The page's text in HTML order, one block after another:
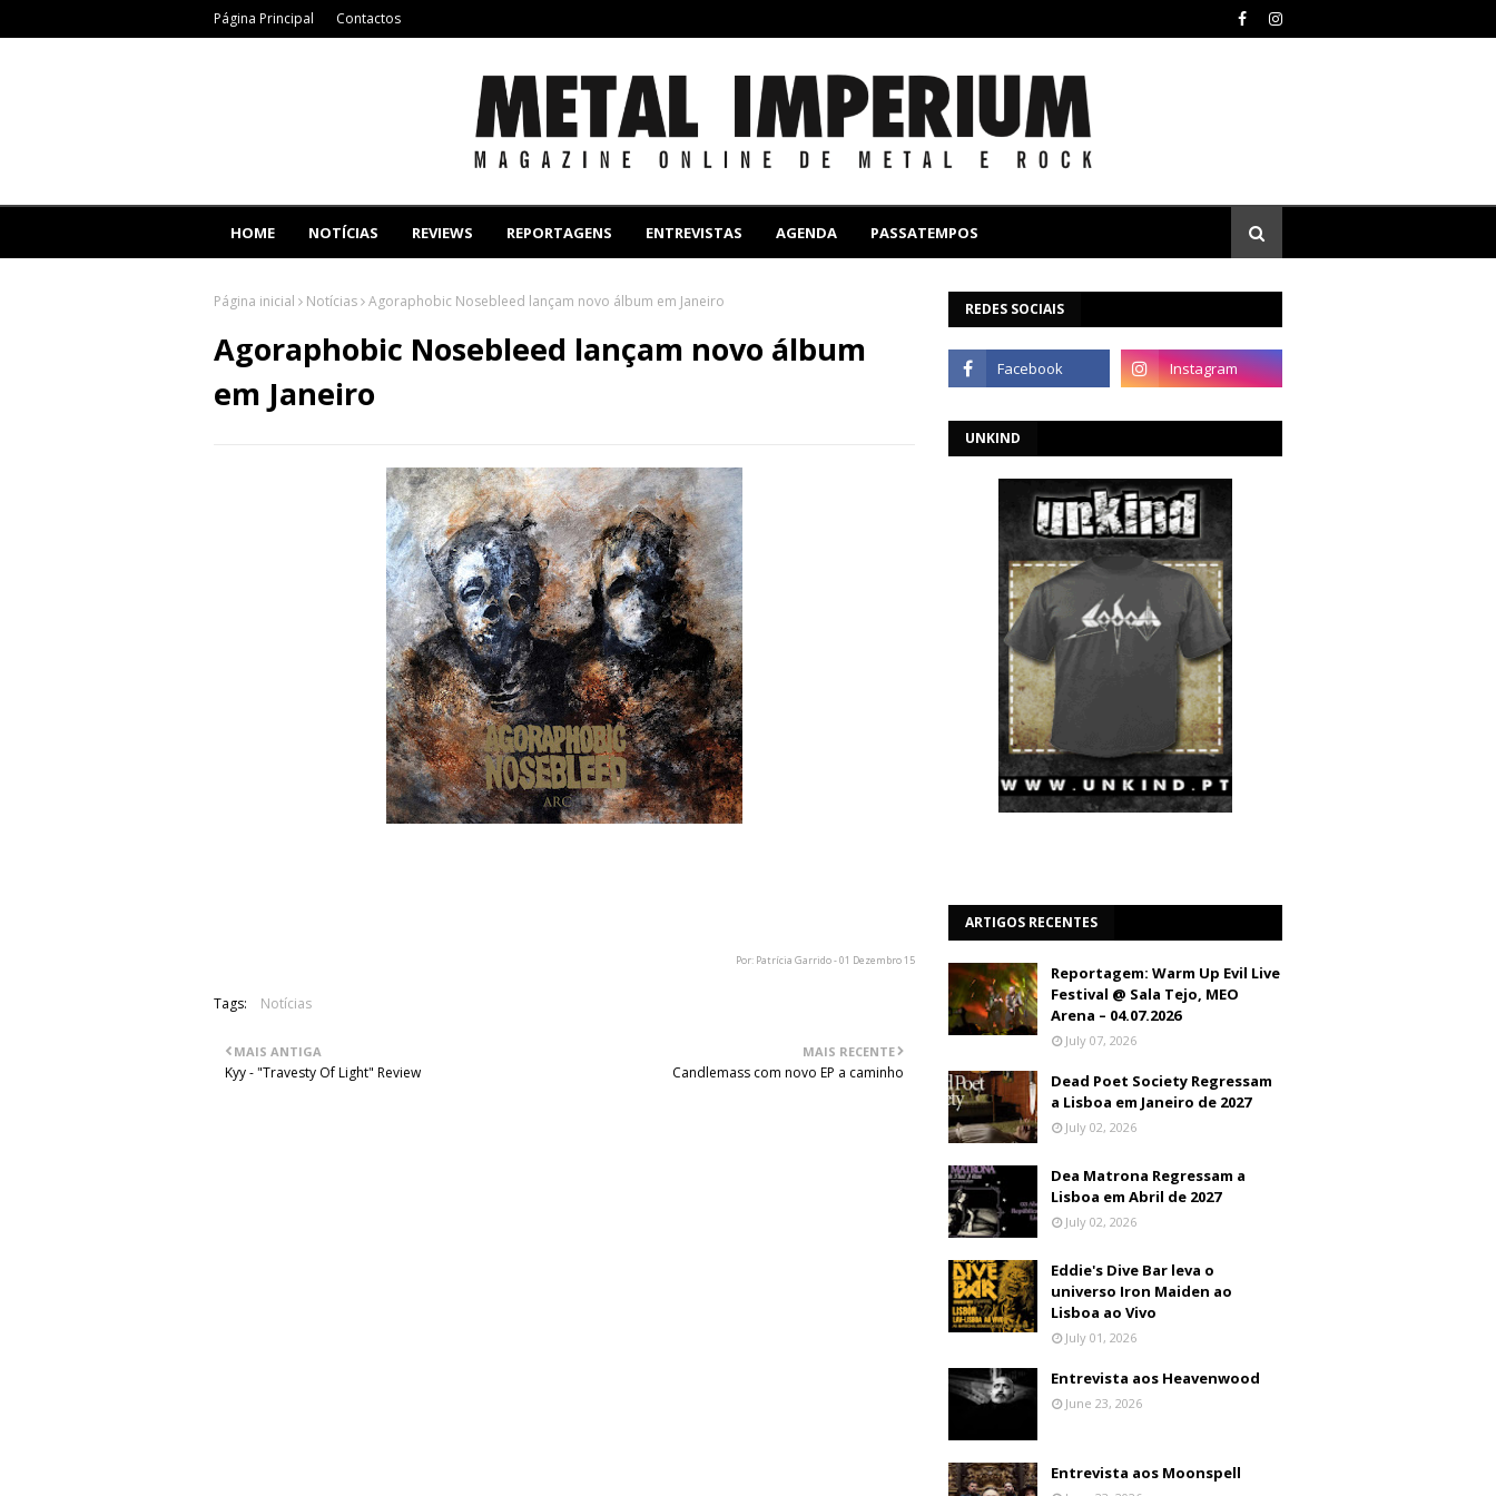
Página Principal Contactos
HOME NOTÍCIAS REVIEWS REPORTAGENS ENTREVISTAS AGENDA PASSATEMPOS
Página inicial Notícias Agoraphobic Nosebleed lançam novo álbum em Janeiro
Agoraphobic Nosebleed lançam novo álbum
em Janeiro
Por: Patrícia Garrido - 01 Dezembro 15
Tags: Notícias
MAIS RECENTE
Candlemass com novo EP a caminho
MAIS ANTIGA
Kyy - "Travesty Of Light" Review
REDES SOCIAIS
UNKIND
ARTIGOS RECENTES
Reportagem: Warm Up Evil Live
Festival @ Sala Tejo, MEO
Arena – 04.07.2026
July 07, 2026
Dead Poet Society Regressam
a Lisboa em Janeiro de 2027
July 02, 2026
Dea Matrona Regressam a
Lisboa em Abril de 2027
July 02, 2026
Eddie's Dive Bar leva o
universo Iron Maiden ao
Lisboa ao Vivo
July 01, 2026
Entrevista aos Heavenwood
June 23, 2026
Entrevista aos Moonspell